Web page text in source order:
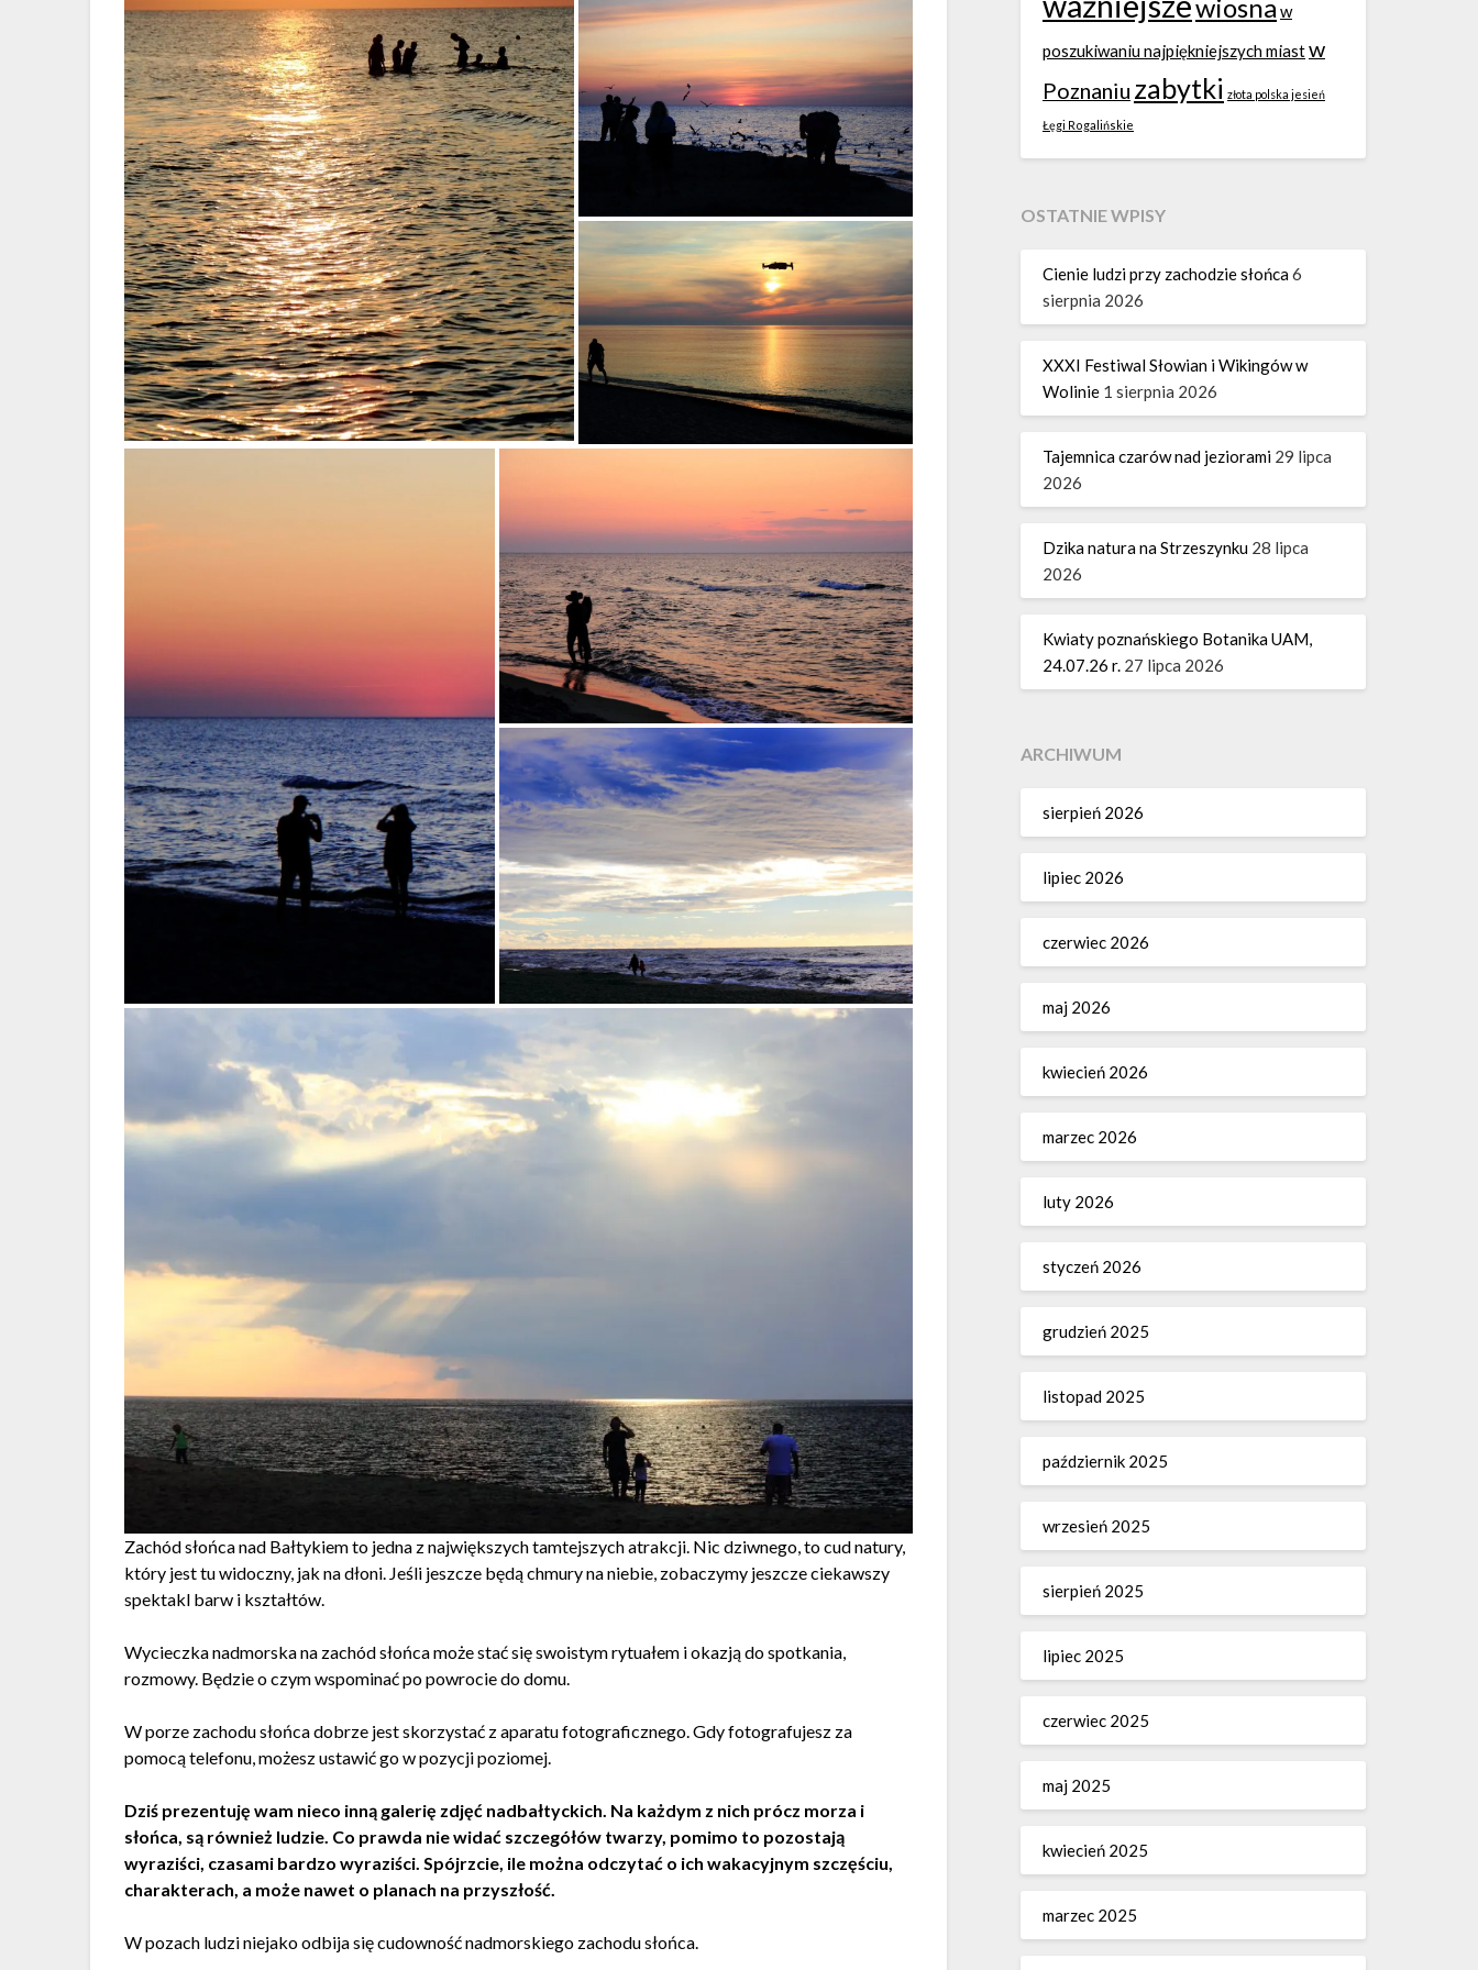
Zachód słońca nad Bałtykiem to jedna z największych tamtejszych atrakcji. Nic dziwnego, to cud natury,
który jest tu widoczny, jak na dłoni. Jeśli jeszcze będą chmury na niebie, zobaczymy jeszcze ciekawszy
spektakl barw i kształtów.
Wycieczka nadmorska na zachód słońca może stać się swoistym rytuałem i okazją do spotkania,
rozmowy. Będzie o czym wspominać po powrocie do domu.
W porze zachodu słońca dobrze jest skorzystać z aparatu fotograficznego. Gdy fotografujesz za
pomocą telefonu, możesz ustawić go w pozycji poziomej.
Dziś prezentuję wam nieco inną galerię zdjęć nadbałtyckich. Na każdym z nich prócz morza i
słońca, są również ludzie. Co prawda nie widać szczegółów twarzy, pomimo to pozostają
wyraziści, czasami bardzo wyraziści. Spójrzcie, ile można odczytać o ich wakacyjnym szczęściu,
charakterach, a może nawet o planach na przyszłość.
W pozach ludzi niejako odbija się cudowność nadmorskiego zachodu słońca.
wiosna w
poszukiwaniu najpiękniejszych miastw
Poznaniu zabytki złota polska jesień
Łęgi Rogalińskie
OSTATNIE WPISY
Cienie ludzi przy zachodzie słońca6
sierpnia 2026
XXXI Festiwal Słowian i Wikingów w
Wolinie 1 sierpnia 2026
Tajemnica czarów nad jeziorami 29 lipca
2026
Dzika natura na Strzeszynku 28 lipca
2026
Kwiaty poznańskiego Botanika UAM,
24.07.26 r. 27 lipca 2026
ARCHIWUM
sierpień 2026
lipiec 2026
czerwiec 2026
maj 2026
kwiecień 2026
marzec 2026
luty 2026
styczeń 2026
grudzień 2025
listopad 2025
październik 2025
wrzesień 2025
sierpień 2025
lipiec 2025
czerwiec 2025
maj 2025
kwiecień 2025
marzec 2025